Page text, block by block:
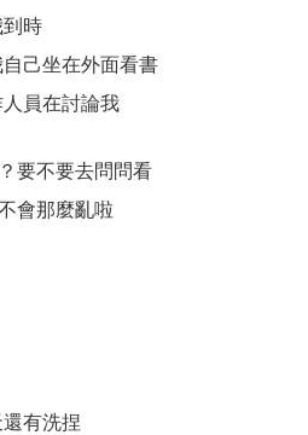
時
己坐在外面看書
員在討論我
要不要去問問看
會那麼亂啦
有洗捏